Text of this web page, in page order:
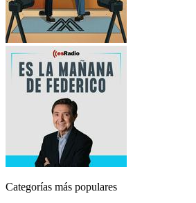
Categorías más populares